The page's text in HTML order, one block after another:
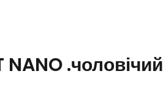
NANO .чоловічий